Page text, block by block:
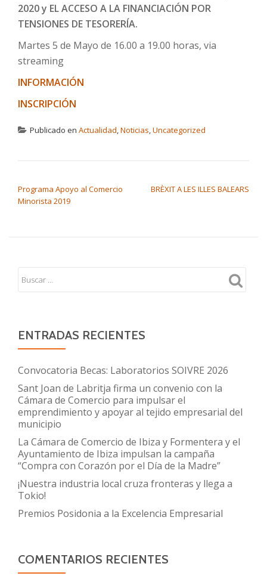
2020 y EL ACCESO A LA FINANCIACIÓN POR
TENSIONES DE TESORERÍA.
Martes 5 de Mayo de 16.00 a 19.00 horas, via
streaming
INFORMACIÓN
INSCRIPCIÓN
Publicado en Actualidad,Noticias,Uncategorized
Programa Apoyo al Comercio
Minorista 2019
BRÈXIT A LES ILLES BALEARS
ENTRADAS RECIENTES
Convocatoria Becas: Laboratorios SOIVRE 2026
Sant Joan de Labritja firma un convenio con la
Cámara de Comercio para impulsar el
emprendimiento y apoyar al tejido empresarial del
municipio
La Cámara de Comercio de Ibiza y Formentera y el
Ayuntamiento de Ibiza impulsan la campaña
“Compra con Corazón por el Día de la Madre”
¡Nuestra industria local cruza fronteras y llega a
Tokio!
Premios Posidonia a la Excelencia Empresarial
COMENTARIOS RECIENTES